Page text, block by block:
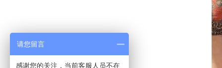
请您留言
感谢您的关注，当前客服人员不在